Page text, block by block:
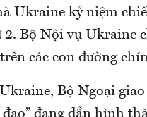
Ukraine kỷ niệm
Bộ Nội vụ Ukraine
các con đường
Bộ Ngoại
đang dần hình